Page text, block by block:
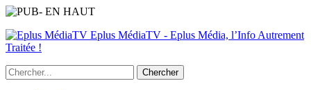
Eplus MédiaTV - Eplus Média, l’Info Autrement
Traitée !